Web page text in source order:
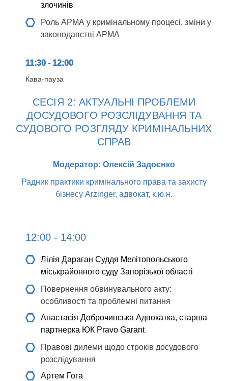
злочинів
Роль АРМА у кримінальному процесі, зміни у
законодавстві АРМА
11:30 - 12:00
Кава-пауза
СЕСІЯ 2: АКТУАЛЬНІ ПРОБЛЕМИ
ДОСУДОВОГО РОЗСЛІДУВАННЯ ТА
СУДОВОГО РОЗГЛЯДУ КРИМІНАЛЬНИХ
СПРАВ
Модератор: Олексій Задоєнко
Радник практики кримінального права та захисту
бізнесу Arzinger, адвокат, к.ю.н.
12:00 - 14:00
Лілія Дараган Cуддя Мелітопольського
міськрайонного суду Запорізької області
Повернення обвинувального акту:
особливості та проблемні питання
Анастасія Доброчинська Адвокатка, старша
партнерка ЮК Pravo Garant
Правові дилеми щодо строків досудового
розслідування
Артем Гога